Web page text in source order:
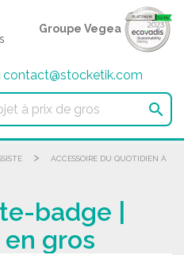
Groupe Vegea
contact@stocketik.com

>
ACCESSOIRE DU QUOTIDIEN À
badge |
gros